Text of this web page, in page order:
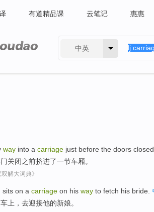
有道精品课 云笔记 惠惠
中英
way into a carriage just before the doors closed
关闭之前挤进了一节车厢。
解大词典》
sits on a carriage on his way to fetch his bride
上 ， 去迎接他的新娘。